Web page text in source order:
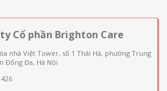
Cổ phần Brighton Care
nhà Việt Tower, số 1 Thái Hà, phường Trung
Đống Đa, Hà Nội